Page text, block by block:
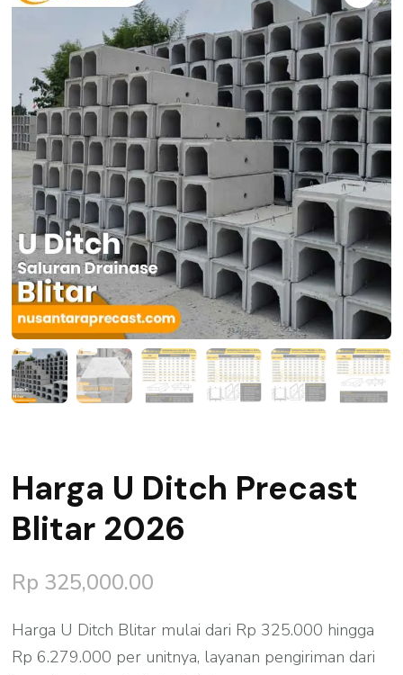
Harga U Ditch Precast
Blitar 2026
Rp 325,000.00
Harga U Ditch Blitar mulai dari Rp 325.000 hingga
Rp 6.279.000 per unitnya, layanan pengiriman dari